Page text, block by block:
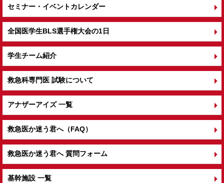
セミナー・イベントカレンダー
全国医学生BLS選手権大会の1日
学生チーム紹介
救急科専門医 試験について
アナザーアイズ 一覧
救急医か迷う君へ（FAQ）
救急医か迷う君へ 質問フォーム
基幹施設 一覧